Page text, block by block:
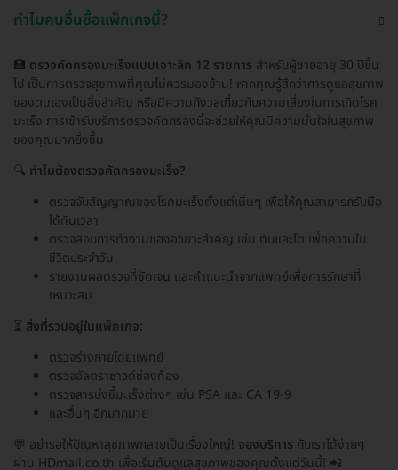
ทำไมคนอื่นซื้อแพ็กเกจนี้?
🏥 ตรวจคัดกรองมะเร็งแบบเจาะลึก 12 รายการ สำหรับผู้ชายอายุ 30 ปีขึ้น
ไป เป็นการตรวจสุขภาพที่คุณไม่ควรมองข้าม! หากคุณรู้สึกว่าการดูแลสุขภาพ
ของตนเองเป็นสิ่งสำคัญ หรือมีความกังวลเกี่ยวกับความเสี่ยงในการเกิดโรค
มะเร็ง การเข้ารับบริการตรวจคัดกรองนี้จะช่วยให้คุณมีความมั่นใจในสุขภาพ
ของคุณมากยิ่งขึ้น
🔍 ทำไมต้องตรวจคัดกรองมะเร็ง?
ตรวจจับสัญญาณของโรคมะเร็งตั้งแต่เนิ่นๆ เพื่อให้คุณสามารถรับมือ
ได้ทันเวลา
ตรวจสอบการทำงานของอวัยวะสำคัญ เช่น ตับและไต เพื่อความใน
ชีวิตประจำวัน
รายงานผลตรวจที่ชัดเจน และคำแนะนำจากแพทย์เพื่อการรักษาที่
เหมาะสม
⏳ สิ่งที่รวมอยู่ในแพ็กเกจ:
ตรวจร่างกายโดยแพทย์
ตรวจอัลตราซาวด์ช่องท้อง
ตรวจสารบ่งชี้มะเร็งต่างๆ เช่น PSA และ CA 19-9
และอื่นๆ อีกมากมาย
💬 อย่ารอให้ปัญหาสุขภาพกลายเป็นเรื่องใหญ่! จองบริการ กับเราได้ง่ายๆ
ผ่าน HDmall.co.th เพื่อเริ่มต้นดูแลสุขภาพของคุณตั้งแต่วันนี้! 📲